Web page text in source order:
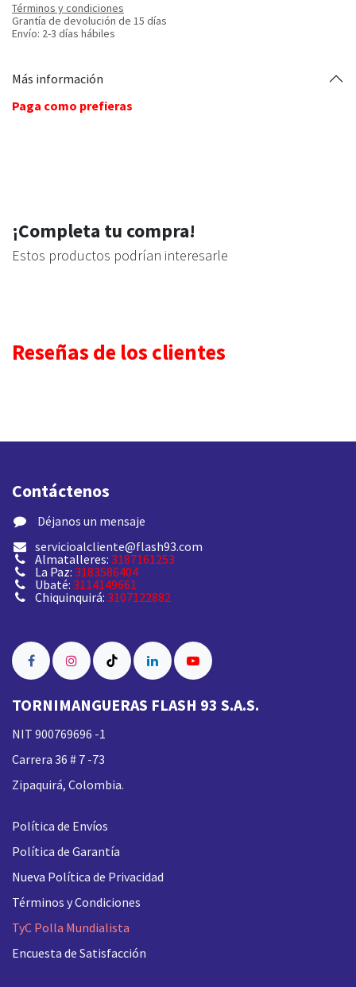
Términos y condiciones
Grantía de devolución de 15 días
Envío: 2-3 días hábiles
Más información
Paga como prefieras
¡Completa tu compra!
Estos productos podrían interesarle
Reseñas de los clientes
Contáctenos
​ Déjanos un mensaje
servicioalcliente@flash93.com
Almatalleres: 3187161253
La Paz: 3183586404
Ubaté: 3114149661
Chiquinquirá: 3107122882
TORNIMANGUERAS FLASH 93 S.A.S.
NIT 900769696 -1
Carrera 36 # 7 -73
Zipaquirá, Colombia.
Política de Envíos
Política de Garantía
Nueva Política de Privacidad
Términos y Condiciones
TyC Polla Mundialista
Encuesta de Satisfacción